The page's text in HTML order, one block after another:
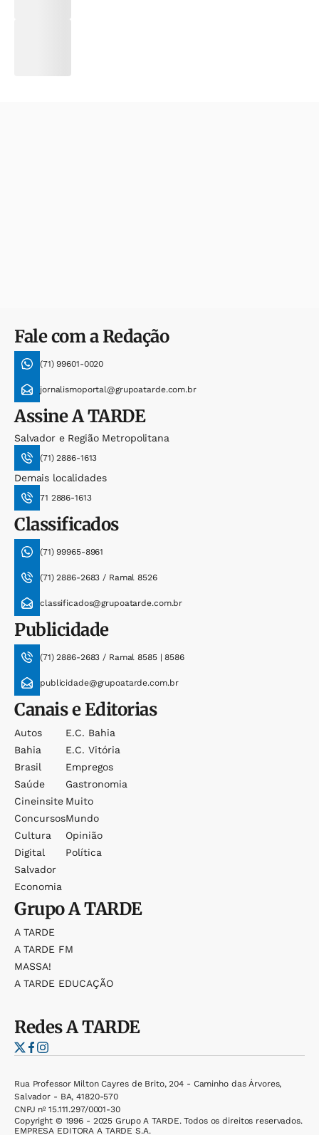
Fale com a Redação
(71) 99601-0020
jornalismoportal@grupoatarde.com.br
AssineA TARDE
Salvador e Região Metropolitana
(71) 2886-1613
Demais localidades
71 2886-1613
Classificados
(71) 99965-8961
(71) 2886-2683 / Ramal 8526
classificados@grupoatarde.com.br
Publicidade
(71) 2886-2683 / Ramal 8585 | 8586
publicidade@grupoatarde.com.br
Canais e Editorias
Autos
Bahia
Brasil
Saúde
Cineinsite
Concursos
Cultura
Digital
Salvador
Economia
E.c. Bahia
E.c. Vitória
Empregos
Gastronomia
Muito
Mundo
Opinião
Política
GrupoA TARDE
A TARDE
A TARDE FM
MASSA!
A TARDE EDUCAÇÃO
RedesA TARDE
Rua Professor Milton Cayres de Brito, 204 - Caminho das Árvores,
Salvador - BA, 41820-570
CNPJ nº 15.111.297/0001-30
Copyright © 1996 - 2025 Grupo A TARDE. Todos os direitos reservados.
EMPRESA EDITORA A TARDE S.A.